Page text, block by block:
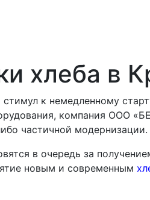
хлеба в
к немедленному
компания ООО
частичной модернизации.
в очередь за
новым и современным